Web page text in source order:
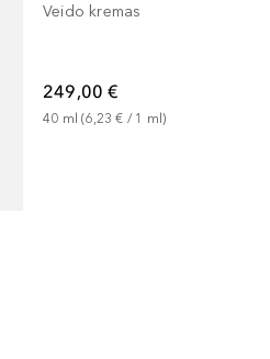
Veido kremas
249,00 €
40 ml (6,23 € / 1 ml)